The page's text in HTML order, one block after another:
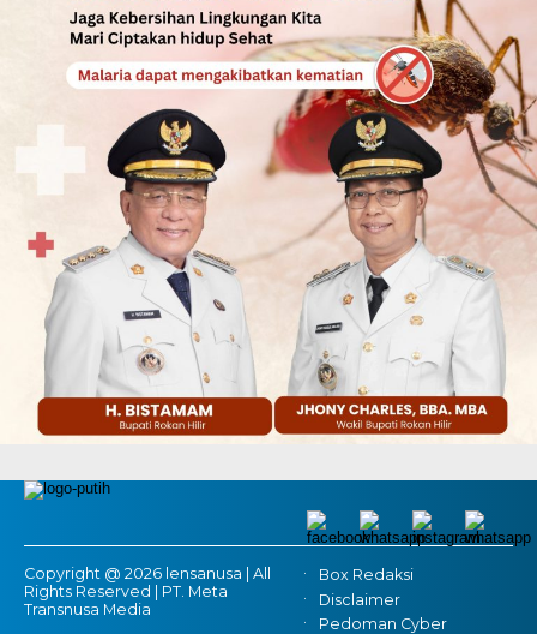
Copyright @ 2026 lensanusa | All
Rights Reserved | PT. Meta
Transnusa Media
Box Redaksi
Disclaimer
Pedoman Cyber